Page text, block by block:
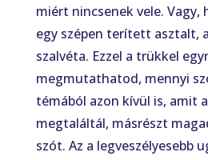
miért nincsenek vele. Vagy,
egy szépen terített asztalt,
szalvéta. Ezzel a trükkel
megmutathatod, mennyi
témából azon kívül is, amit
megtaláltál, másrészt
szót. Az a legveszélyesebb